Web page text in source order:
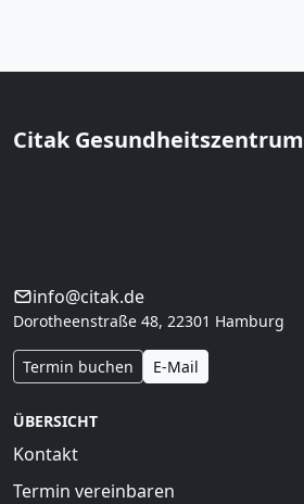
Citak Gesundheitszentrum
info@citak.de
Dorotheenstraße 48, 22301 Hamburg
Termin buchen E-Mail
ÜBERSICHT
Kontakt
Termin vereinbaren